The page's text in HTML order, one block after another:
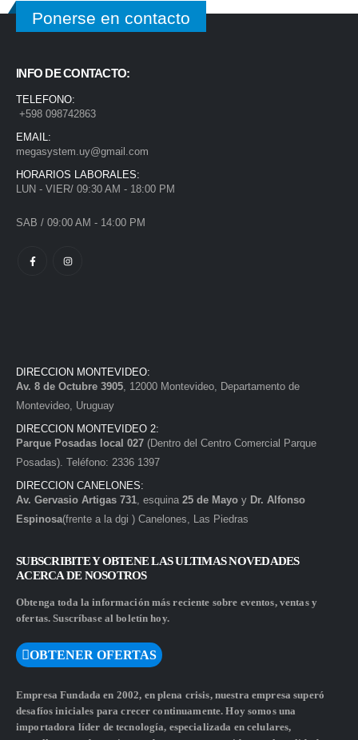
Ponerse en contacto
INFO DE CONTACTO:
TELEFONO:
+598 098742863
EMAIL:
megasystem.uy@gmail.com
HORARIOS LABORALES:
LUN - VIER/ 09:30 AM - 18:00 PM
SAB / 09:00 AM - 14:00 PM
DIRECCION MONTEVIDEO:
Av. 8 de Octubre 3905, 12000 Montevideo, Departamento de
Montevideo, Uruguay
DIRECCION MONTEVIDEO 2:
Parque Posadas local 027 (Dentro del Centro Comercial Parque
Posadas). Teléfono: 2336 1397
DIRECCION CANELONES:
Av. Gervasio Artigas 731, esquina 25 de Mayo y Dr. Alfonso
Espinosa(frente a la dgi ) Canelones, Las Piedras
SUBSCRIBITE Y OBTENE LAS ULTIMAS NOVEDADES
ACERCA DE NOSOTROS
Obtenga toda la información más reciente sobre eventos, ventas y
ofertas. Suscríbase al boletín hoy.
OBTENER OFERTAS
Empresa Fundada en 2002, en plena crisis, nuestra empresa superó
desafíos iniciales para crecer continuamente. Hoy somos una
importadora líder de tecnología, especializada en celulares,